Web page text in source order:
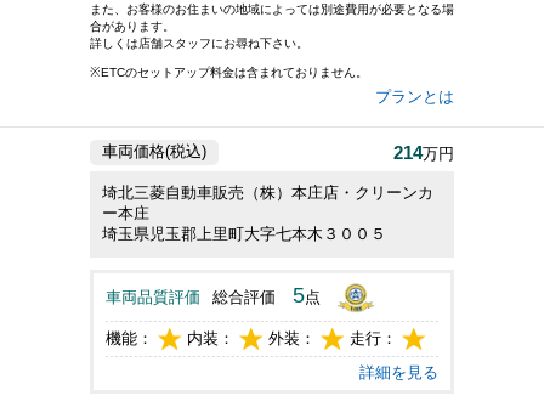
また、お客様のお住まいの地域によっては別途費用が必要となる場
合があります。
詳しくは店舗スタッフにお尋ね下さい。
※ETCのセットアップ料金は含まれておりません。
プランとは
車両価格(税込) 214万円
埼北三菱自動車販売（株）本庄店・クリーンカ
ー本庄
埼玉県児玉郡上里町大字七本木３００５
車両品質評価 総合評価 5点
機能： 内装： 外装：
走行：
詳細を見る